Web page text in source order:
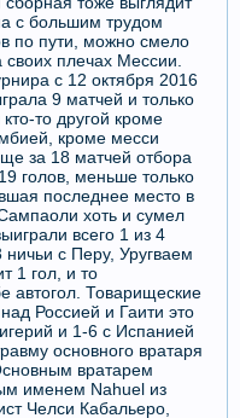
с большим трудом
по пути, можно смело
своих плечах Мессии.
с 12 октября 2016
9 матчей и только
то другой кроме
кроме месси
за 18 матчей отбора
голов, меньше только
последнее место в
хоть и сумел
всего 1 из 4
ничьи с Перу, Уругваем
1 гол, и то
автогол. Товарищеские
Россией и Гаити это
и 1-6 с Испанией
основного вратаря
вратарем
именем Nahuel из
Челси Кабальеро,